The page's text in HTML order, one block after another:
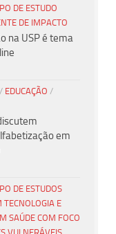
DE ESTUDO
DE IMPACTO
na USP é tema
/ EDUCAÇÃO /
em
DE ESTUDOS
TECNOLOGIA E
SAÚDE COM FOCO
VULNERÁVEIS